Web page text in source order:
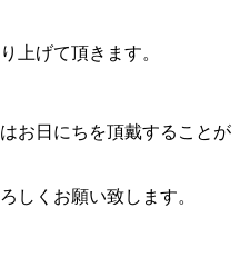
上げて頂きます。
お日にちを頂戴することが
しくお願い致します。